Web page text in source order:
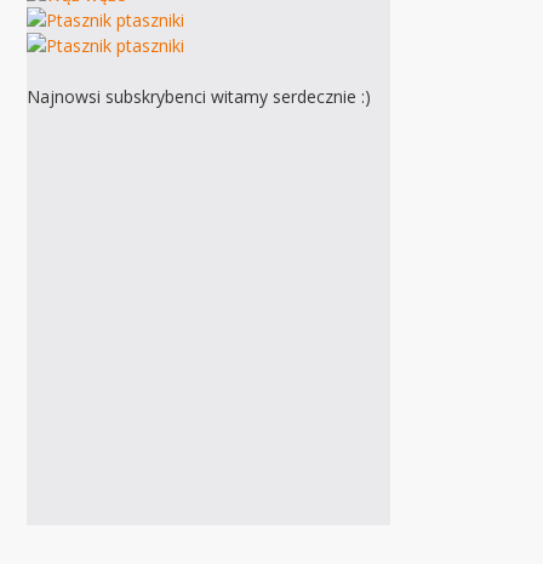
Najnowsi subskrybenci witamy serdecznie :)